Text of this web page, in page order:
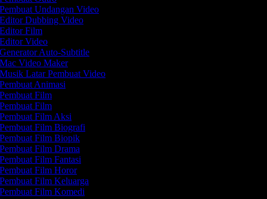
Undangan Video
Dubbing Video
Film
Video
Auto-Subtitle
Video Maker
Latar Pembuat Video
Animasi
Film
Film
Film Aksi
Film Biografi
Film Biopik
Film Drama
Film Fantasi
Film Horor
Film Keluarga
Film Komedi